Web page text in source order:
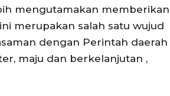
mengutamakan memberikan
merupakan salah satu wujud
dengan Perintah daerah
maju dan berkelanjutan ,